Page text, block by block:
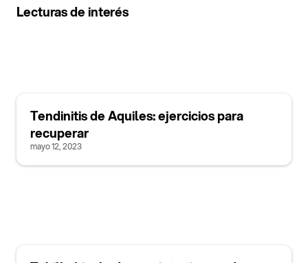
Lecturas de interés
Tendinitis de Aquiles: ejercicios para
recuperar
mayo 12, 2023